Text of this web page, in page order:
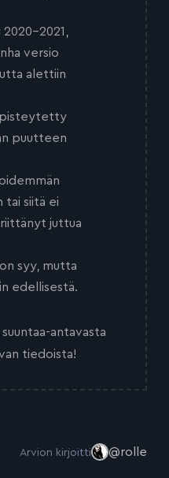
2021,
versio
alettiin
pisteytetty
puutteen
tai siitä ei
juttua
syy, mutta
edellisestä.
antavasta
tiedoista!
Arvion kirjoitti @rolle